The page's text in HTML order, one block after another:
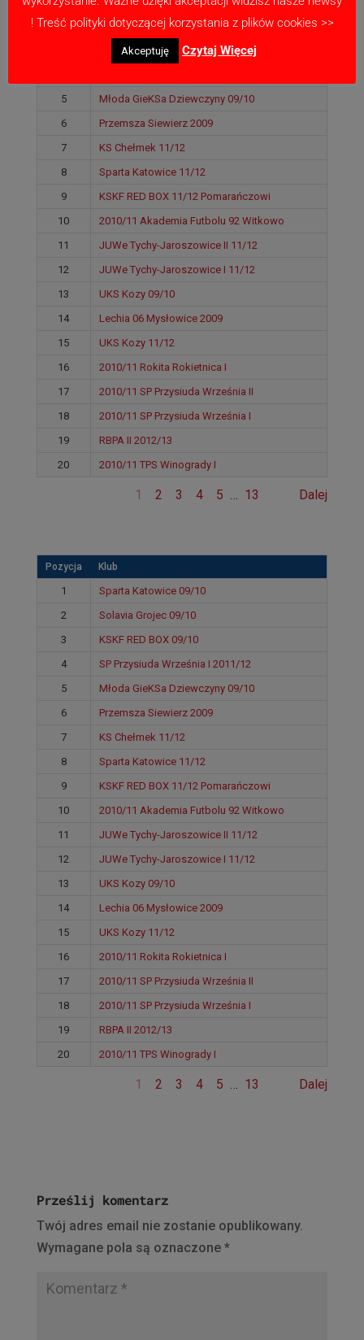
2
Solavia Grojec 09/10
KSKF RED BOX 09/10
5
Młoda GieKSa Dziewczyny 09/10
6
Przemsza Siewierz 2009
7
KS Chełmek 11/12
8
Sparta Katowice 11/12
9
KSKF RED BOX 11/12 Pomarańczowi
10
2010/11 Akademia Futbolu 92 Witkowo
11
JUWe Tychy-Jaroszowice II 11/12
12
JUWe Tychy-Jaroszowice I 11/12
13
UKS Kozy 09/10
14
Lechia 06 Mysłowice 2009
15
UKS Kozy 11/12
16
2010/11 Rokita Rokietnica I
17
2010/11 SP Przysiuda Września II
18
2010/11 SP Przysiuda Września I
19
RBPA II 2012/13
20
2010/11 TPS Winogrady I
1 2 3 4 5 … 13 Dalej
Pozycja Klub
1
Sparta Katowice 09/10
2
Solavia Grojec 09/10
3
KSKF RED BOX 09/10
4
SP Przysiuda Września I 2011/12
5
Młoda GieKSa Dziewczyny 09/10
6
Przemsza Siewierz 2009
7
KS Chełmek 11/12
8
Sparta Katowice 11/12
9
KSKF RED BOX 11/12 Pomarańczowi
10
2010/11 Akademia Futbolu 92 Witkowo
11
JUWe Tychy-Jaroszowice II 11/12
12
JUWe Tychy-Jaroszowice I 11/12
13
UKS Kozy 09/10
14
Lechia 06 Mysłowice 2009
15
UKS Kozy 11/12
16
2010/11 Rokita Rokietnica I
17
2010/11 SP Przysiuda Września II
18
2010/11 SP Przysiuda Września I
19
RBPA II 2012/13
20
2010/11 TPS Winogrady I
1 2 3 4 5 … 13 Dalej
Prześlij komentarz
Twój adres email nie zostanie opublikowany.
Wymagane pola są oznaczone *
! Treść polityki dotyczącej korzystania z plików cookies >>
Akceptuję Czytaj Więcej